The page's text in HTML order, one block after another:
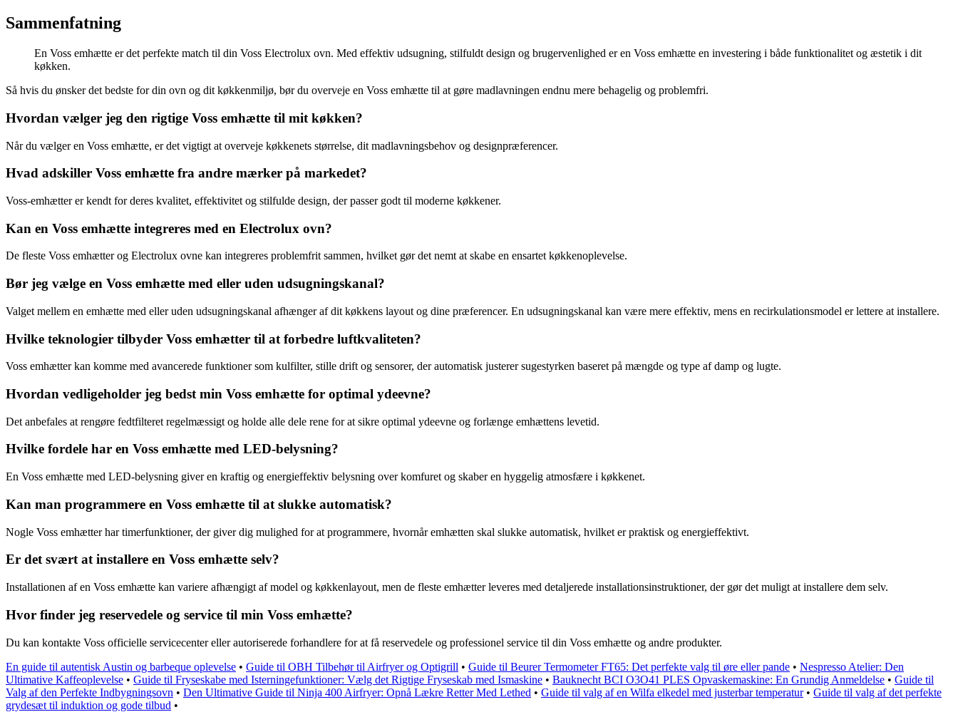
Sammenfatning
En Voss emhætte er det perfekte match til din Voss Electrolux ovn. Med effektiv udsugning, stilfuldt design og brugervenlighed er en Voss emhætte en investering i både funktionalitet og æstetik i dit
køkken.
Så hvis du ønsker det bedste for din ovn og dit køkkenmiljø, bør du overveje en Voss emhætte til at gøre madlavningen endnu mere behagelig og problemfri.
Hvordan vælger jeg den rigtige Voss emhætte til mit køkken?
Når du vælger en Voss emhætte, er det vigtigt at overveje køkkenets størrelse, dit madlavningsbehov og designpræferencer.
Hvad adskiller Voss emhætte fra andre mærker på markedet?
Voss-emhætter er kendt for deres kvalitet, effektivitet og stilfulde design, der passer godt til moderne køkkener.
Kan en Voss emhætte integreres med en Electrolux ovn?
De fleste Voss emhætter og Electrolux ovne kan integreres problemfrit sammen, hvilket gør det nemt at skabe en ensartet køkkenoplevelse.
Bør jeg vælge en Voss emhætte med eller uden udsugningskanal?
Valget mellem en emhætte med eller uden udsugningskanal afhænger af dit køkkens layout og dine præferencer. En udsugningskanal kan være mere effektiv, mens en recirkulationsmodel er lettere at installere.
Hvilke teknologier tilbyder Voss emhætter til at forbedre luftkvaliteten?
Voss emhætter kan komme med avancerede funktioner som kulfilter, stille drift og sensorer, der automatisk justerer sugestyrken baseret på mængde og type af damp og lugte.
Hvordan vedligeholder jeg bedst min Voss emhætte for optimal ydeevne?
Det anbefales at rengøre fedtfilteret regelmæssigt og holde alle dele rene for at sikre optimal ydeevne og forlænge emhættens levetid.
Hvilke fordele har en Voss emhætte med LED-belysning?
En Voss emhætte med LED-belysning giver en kraftig og energieffektiv belysning over komfuret og skaber en hyggelig atmosfære i køkkenet.
Kan man programmere en Voss emhætte til at slukke automatisk?
Nogle Voss emhætter har timerfunktioner, der giver dig mulighed for at programmere, hvornår emhætten skal slukke automatisk, hvilket er praktisk og energieffektivt.
Er det svært at installere en Voss emhætte selv?
Installationen af en Voss emhætte kan variere afhængigt af model og køkkenlayout, men de fleste emhætter leveres med detaljerede installationsinstruktioner, der gør det muligt at installere dem selv.
Hvor finder jeg reservedele og service til min Voss emhætte?
Du kan kontakte Voss officielle servicecenter eller autoriserede forhandlere for at få reservedele og professionel service til din Voss emhætte og andre produkter.
En guide til autentisk Austin og barbeque oplevelse • Guide til OBH Tilbehør til Airfryer og Optigrill • Guide til Beurer Termometer FT65: Det perfekte valg til øre eller pande • Nespresso Atelier: Den
Ultimative Kaffeoplevelse • Guide til Fryseskabe med Isterningefunktioner: Vælg det Rigtige Fryseskab med Ismaskine • Bauknecht BCI O3O41 PLES Opvaskemaskine: En Grundig Anmeldelse • Guide til
Valg af den Perfekte Indbygningsovn • Den Ultimative Guide til Ninja 400 Airfryer: Opnå Lækre Retter Med Lethed • Guide til valg af en Wilfa elkedel med justerbar temperatur• Guide til valg af det perfekte
grydesæt til induktion og gode tilbud •